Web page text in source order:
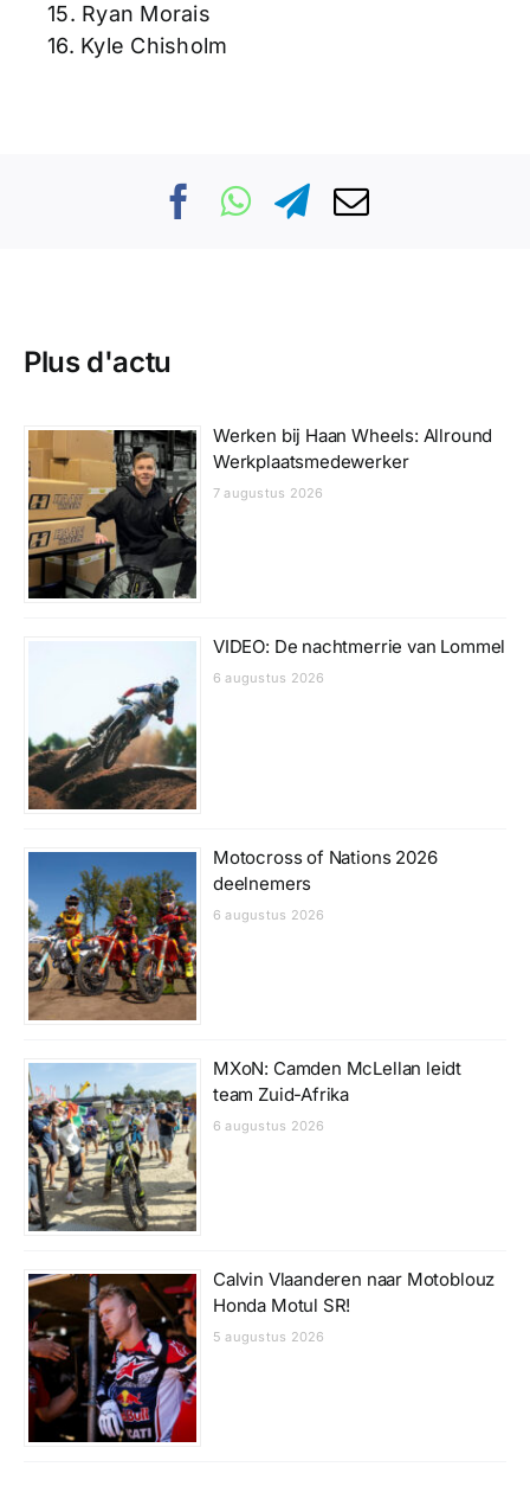
15. Ryan Morais
16. Kyle Chisholm
Plus d'actu
Werken bij Haan Wheels: Allround
Werkplaatsmedewerker
7 augustus 2026
VIDEO: De nachtmerrie van Lommel
6 augustus 2026
Motocross of Nations 2026
deelnemers
6 augustus 2026
MXoN: Camden McLellan leidt
team Zuid-Afrika
6 augustus 2026
Calvin Vlaanderen naar Motoblouz
Honda Motul SR!
5 augustus 2026